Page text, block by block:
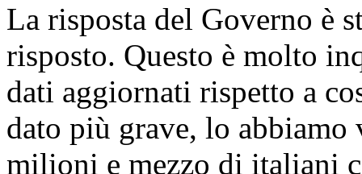
La risposta del Governo è
risposto. Questo è molto
dati aggiornati rispetto a
dato più grave, lo
milioni e mezzo di italiani